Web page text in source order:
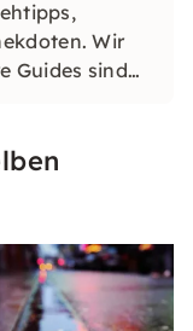
Wir
Guides sind